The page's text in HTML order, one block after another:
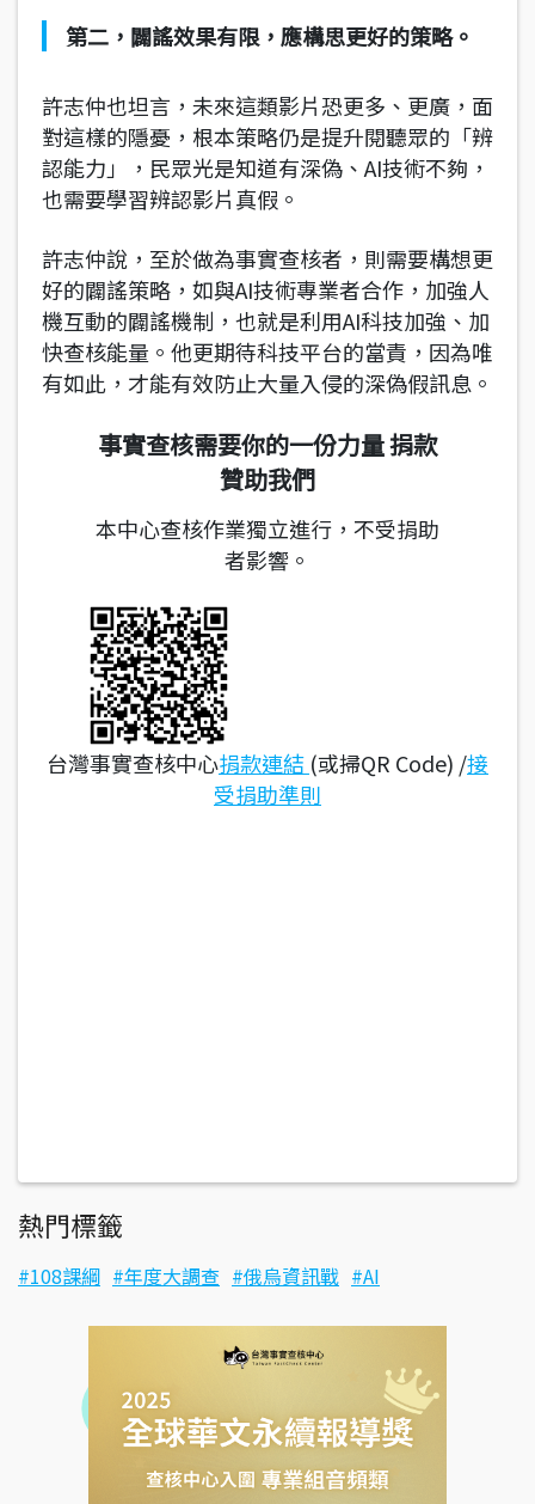
第二，闢謠效果有限，應構思更好的策略。
許志仲也坦言，未來這類影片恐更多、更廣，面
對這樣的隱憂，根本策略仍是提升閱聽眾的「辨
認能力」，民眾光是知道有深偽、AI技術不夠，
也需要學習辨認影片真假。
許志仲說，至於做為事實查核者，則需要構想更
好的闢謠策略，如與AI技術專業者合作，加強人
機互動的闢謠機制，也就是利用AI科技加強、加
快查核能量。他更期待科技平台的當責，因為唯
有如此，才能有效防止大量入侵的深偽假訊息。
事實查核需要你的一份力量 捐款
贊助我們
本中心查核作業獨立進行，不受捐助
者影響。
台灣事實查核中心捐款連結 (或掃QR Code) /接
受捐助準則
熱門標籤
108課綱 年度大調查 俄烏資訊戰 AI